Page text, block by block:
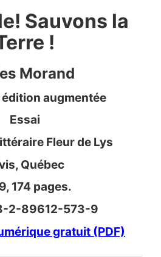
Sauvons la
!
Morand
édition augmentée
Essai
Fleur de Lys
Québec
174 pages.
2-89612-573-9
gratuit (PDF)